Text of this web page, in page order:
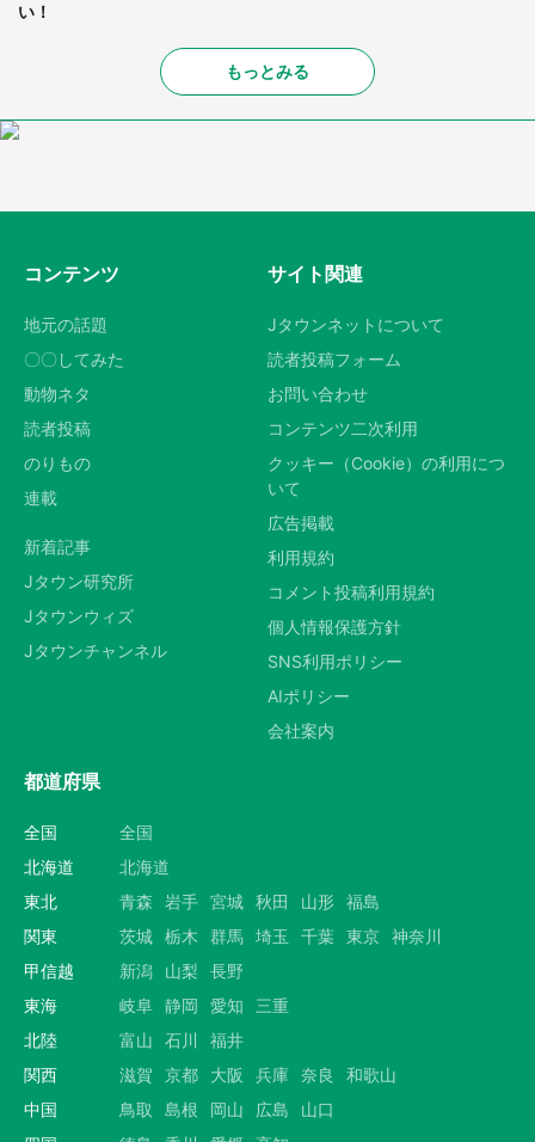
い！
もっとみる
コンテンツ
地元の話題
〇〇してみた
動物ネタ
読者投稿
のりもの
連載
新着記事
Jタウン研究所
Jタウンウィズ
Jタウンチャンネル
サイト関連
Jタウンネットについて
読者投稿フォーム
お問い合わせ
コンテンツ二次利用
クッキー（Cookie）の利用につ
いて
広告掲載
利用規約
コメント投稿利用規約
個人情報保護方針
SNS利用ポリシー
AIポリシー
会社案内
都道府県
全国
全国
北海道
北海道
東北
青森 岩手 宮城 秋田 山形 福島
関東
茨城 栃木 群馬 埼玉 千葉 東京 神奈川
甲信越
新潟 山梨
長野
東海
岐阜 静岡 愛知
三重
北陸
富山 石川
福井
関西
滋賀 京都 大阪 兵庫 奈良
和歌山
中国
鳥取 島根 岡山 広島
山口